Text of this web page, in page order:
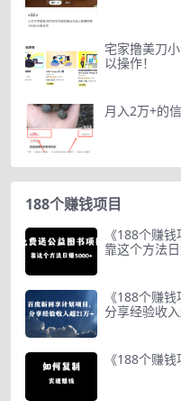
宅家撸美刀
以操作！
月入2万+的
188个赚钱项目
《188个赚
靠这个方法
《188个赚
分享经验收
《188个赚